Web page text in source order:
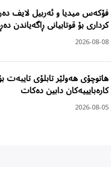
فۆکەس میدیا و ئەربیل لایف
کرداری بۆ قوتابیانی ڕاگەیاندن
2026-08-08
هاتوچۆی هەولێر تابلۆی تایبەت
کارەبایییەکان دابین دەکات
2026-08-05